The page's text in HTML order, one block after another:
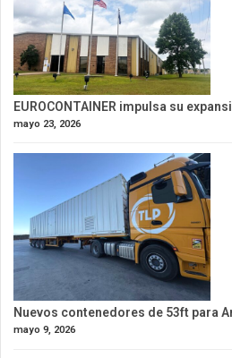
EUROCONTAINER impulsa su
mayo 23, 2026
Nuevos contenedores de 53ft para
mayo 9, 2026